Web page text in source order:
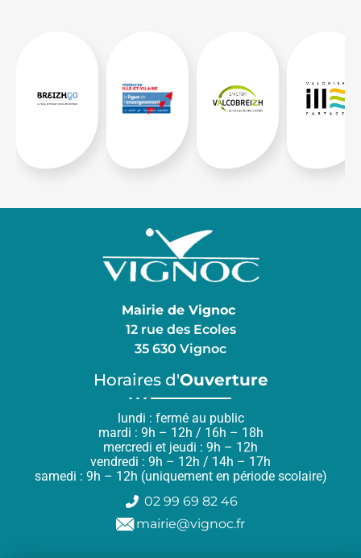
Mairie de Vignoc
12 rue des Ecoles
35 630 Vignoc
Horaires d'Ouverture
lundi : fermé au public
mardi : 9h – 12h / 16h – 18h
mercredi et jeudi : 9h – 12h
vendredi : 9h – 12h / 14h – 17h
samedi : 9h – 12h (uniquement en période scolaire)
02 99 69 82 46
mairie@vignoc.fr